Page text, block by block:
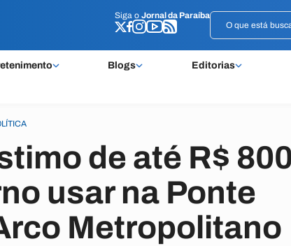
Siga o Jornal da Paraíba
Blogs Editorias
Siga o Jornal da Paraíba
de até R$
usar na Ponte
Metropolitano